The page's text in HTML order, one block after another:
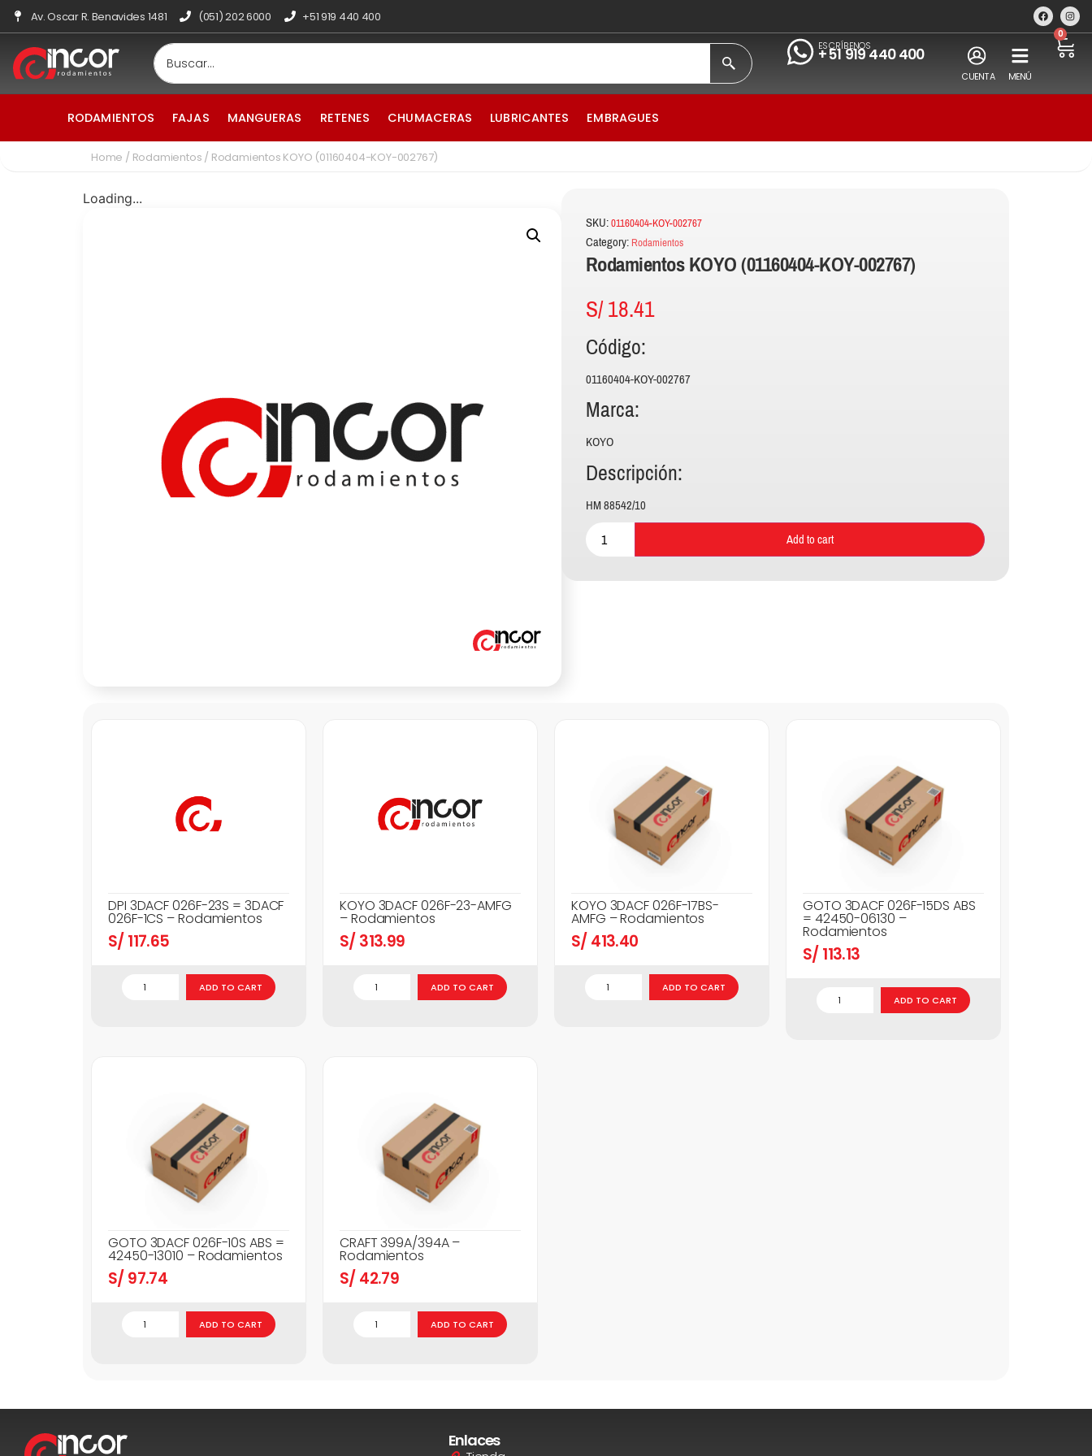
Av. Oscar R. Benavides 1481 (051) 202 6000 +51 919 440 400
ESCRÍBENOS
+51 919 440 400
CUENTA MENÚ
0
RODAMIENTOS FAJAS MANGUERAS RETENES CHUMACERAS LUBRICANTES EMBRAGUES
Home / Rodamientos / Rodamientos KOYO (01160404-KOY-002767)
Loading...
SKU:01160404-KOY-002767
Category: Rodamientos
Rodamientos KOYO (01160404-KOY-002767)
S/18.41
Código:
01160404-KOY-002767
Marca:
KOYO
Descripción:
HM 88542/10
Add to cart
DPI 3DACF 026F-23S = 3DACF
026F-1CS – Rodamientos
S/ 117.65
ADD TO CART
KOYO 3DACF 026F-23-AMFG
– Rodamientos
S/ 313.99
ADD TO CART
KOYO 3DACF 026F-17BS-
AMFG – Rodamientos
S/ 413.40
ADD TO CART
GOTO 3DACF 026F-15DS ABS
= 42450-06130 –
Rodamientos
S/ 113.13
ADD TO CART
GOTO 3DACF 026F-10S ABS =
42450-13010 – Rodamientos
S/ 97.74
ADD TO CART
CRAFT 399A/394A –
Rodamientos
S/ 42.79
ADD TO CART
Enlaces